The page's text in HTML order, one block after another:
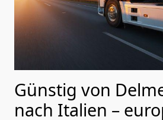
Günstig von
nach Italien –